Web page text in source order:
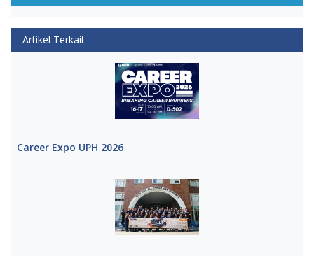
Artikel Terkait
Career Expo UPH 2026